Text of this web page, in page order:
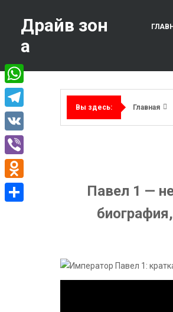
содержимому
Драйв зон
а
Вы здесь: Главная
Павел 1 —
WhatsApp
Telegram
VK
Viber
Odnoklassniki